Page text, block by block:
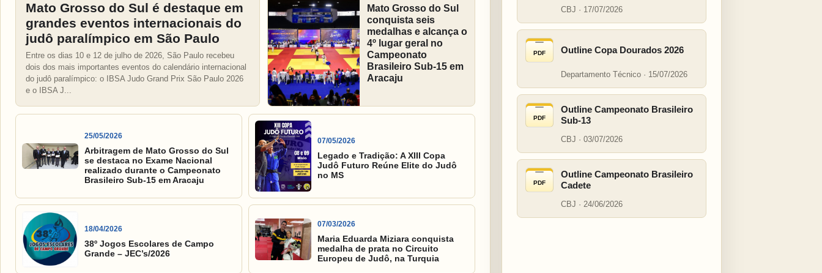
Mato Grosso do Sul é destaque em
grandes eventos internacionais do
judô paralímpico em São Paulo
Entre os dias 10 e 12 de julho de 2026, São Paulo recebeu
dois dos mais importantes eventos do calendário internacional
do judô paralímpico: o IBSA Judo Grand Prix São Paulo 2026
e o IBSA J...
Mato Grosso do Sul
conquista seis
medalhas e alcança o
4º lugar geral no
Campeonato
Brasileiro Sub-15 em
Aracaju
25/05/2026
Arbitragem de Mato Grosso do Sul
se destaca no Exame Nacional
realizado durante o Campeonato
Brasileiro Sub-15 em Aracaju
07/05/2026
Legado e Tradição: A XIII Copa
Judô Futuro Reúne Elite do Judô
no MS
18/04/2026
38º Jogos Escolares de Campo
Grande – JEC’s/2026
07/03/2026
Maria Eduarda Miziara conquista
medalha de prata no Circuito
Europeu de Judô, na Turquia
CBJ · 17/07/2026
PDF Outline Copa Dourados 2026
Departamento Técnico · 15/07/2026
PDF
Outline Campeonato Brasileiro
Sub-13
CBJ · 03/07/2026
PDF
Outline Campeonato Brasileiro
Cadete
CBJ · 24/06/2026